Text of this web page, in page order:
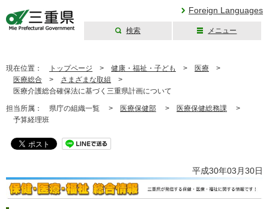
Foreign Languages
検索 メニュー
現在位置： トップページ > 健康・福祉・子ども > 医療 >
医療総合 > さまざまな取組
>
医療介護総合確保法に基づく三重県計画について
担当所属： 県庁の組織一覧 > 医療保健部 > 医療保健総務課 >
予算経理班
平成30年03月30日